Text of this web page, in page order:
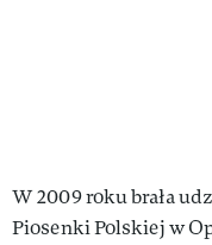
W 2009 roku brała
Piosenki Polskiej w